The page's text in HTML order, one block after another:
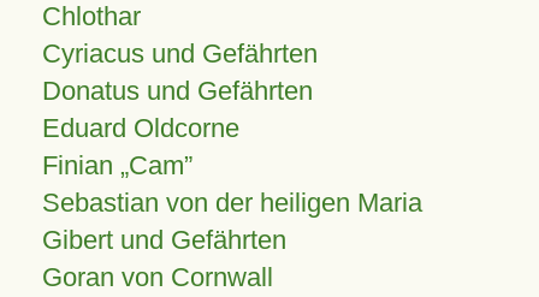
Chlothar
Cyriacus und Gefährten
Donatus und Gefährten
Eduard Oldcorne
Finian Cam
Sebastian von der heiligen Maria
Gibert und Gefährten
Goran von Cornwall